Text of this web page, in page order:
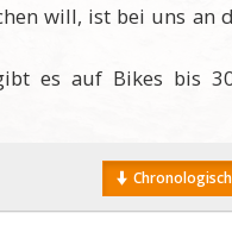
will, ist bei uns an
es auf Bikes bis
Chronologisch